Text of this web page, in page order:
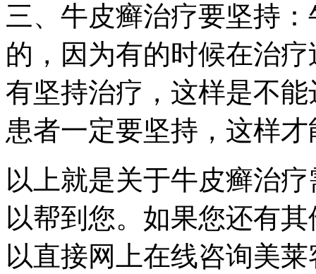
三、牛皮癣治疗要坚持
的，因为有的时候在治
有坚持治疗，这样是不
患者一定要坚持，这样
以上就是关于牛皮癣治
以帮到您。如果您还有
以直接网上在线咨询美